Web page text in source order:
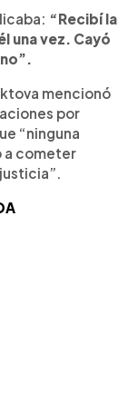
“Recibí la
una vez. Cayó
mencionó
por
“ninguna
a cometer